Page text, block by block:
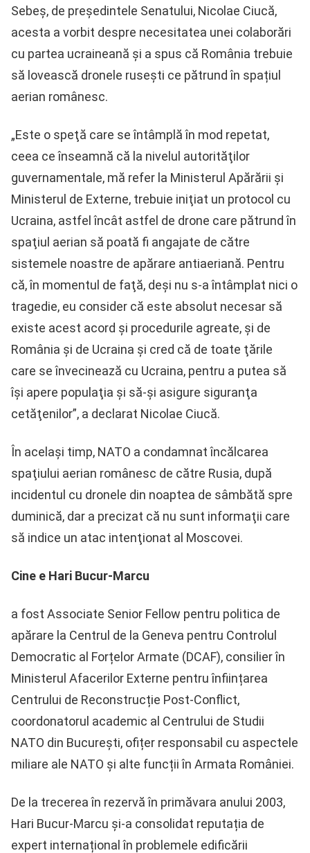
Sebeș, de președintele Senatului, Nicolae Ciucă,
acesta a vorbit despre necesitatea unei colaborări
cu partea ucraineană și a spus că România trebuie
să lovească dronele rusești ce pătrund în spațiul
aerian românesc.
„Este o speţă care se întâmplă în mod repetat,
ceea ce înseamnă că la nivelul autorităţilor
guvernamentale, mă refer la Ministerul Apărării şi
Ministerul de Externe, trebuie iniţiat un protocol cu
Ucraina, astfel încât astfel de drone care pătrund în
spaţiul aerian să poată fi angajate de către
sistemele noastre de apărare antiaeriană. Pentru
că, în momentul de faţă, deşi nu s-a întâmplat nici o
tragedie, eu consider că este absolut necesar să
existe acest acord şi procedurile agreate, şi de
România şi de Ucraina şi cred că de toate ţările
care se învecinează cu Ucraina, pentru a putea să
îşi apere populaţia şi să-şi asigure siguranţa
cetăţenilor”, a declarat Nicolae Ciucă.
În același timp, NATO a condamnat încălcarea
spaţiului aerian românesc de către Rusia, după
incidentul cu dronele din noaptea de sâmbătă spre
duminică, dar a precizat că nu sunt informaţii care
să indice un atac intenţionat al Moscovei.
Cine e Hari Bucur-Marcu
a fost Associate Senior Fellow pentru politica de
apărare la Centrul de la Geneva pentru Controlul
Democratic al Forțelor Armate (DCAF), consilier în
Ministerul Afacerilor Externe pentru înființarea
Centrului de Reconstrucție Post-Conflict,
coordonatorul academic al Centrului de Studii
NATO din București, ofițer responsabil cu aspectele
miliare ale NATO și alte funcții în Armata României.
De la trecerea în rezervă în primăvara anului 2003,
Hari Bucur-Marcu și-a consolidat reputația de
expert internațional în problemele edificării